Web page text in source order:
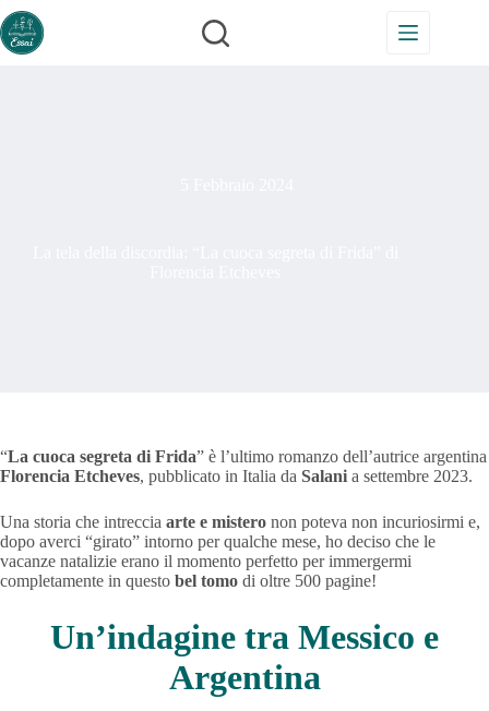
Salta
al
contenuto
“La cuoca segreta di Frida” è l’ultimo romanzo dell’autrice argentina
Florencia Etcheves, pubblicato in Italia da Salani a settembre 2023.
Una storia che intreccia arte e mistero non poteva non incuriosirmi e,
dopo averci “girato” intorno per qualche mese, ho deciso che le
vacanze natalizie erano il momento perfetto per immergermi
completamente in questo bel tomo di oltre 500 pagine!
Un’indagine tra Messico e
Argentina